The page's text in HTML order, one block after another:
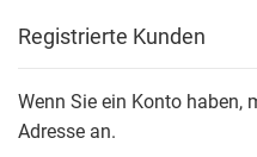
Registrierte Kunden
Wenn Sie ein Konto haben,
Adresse an.